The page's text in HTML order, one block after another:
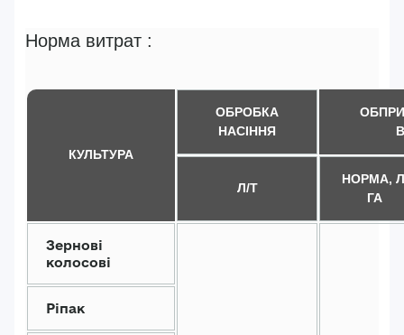
Норма витрат :
КУЛЬТУРА
ОБРОБКА
НАСІННЯ
Л/Т
НОРМА,
ГА
Зернові
колосові
Ріпак